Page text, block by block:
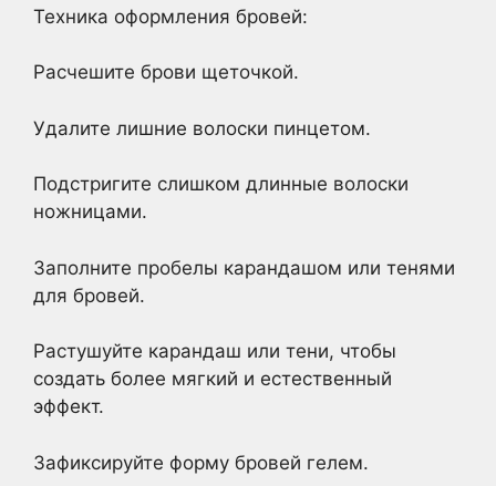
Техника оформления бровей:
Расчешите брови щеточкой.
Удалите лишние волоски пинцетом.
Подстригите слишком длинные волоски
ножницами.
Заполните пробелы карандашом или тенями
для бровей.
Растушуйте карандаш или тени, чтобы
создать более мягкий и естественный
эффект.
Зафиксируйте форму бровей гелем.